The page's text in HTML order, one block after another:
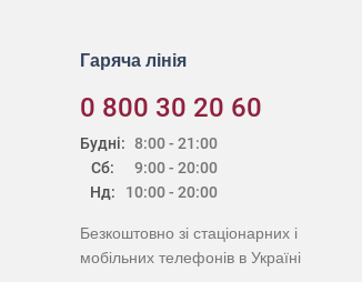
Гаряча лінія
0 800 30 20 60
Будні:
Сб:
Нд:
8:00 - 21:00
9:00 - 20:00
10:00 - 20:00
Безкоштовно зі стаціонарних і
мобільних телефонів в Україні